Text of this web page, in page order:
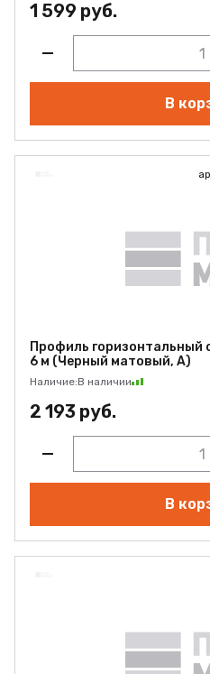
1 599 руб.
В
Профиль горизонтальный
6 м (Черный матовый, А)
Наличие:В наличии
2 193 руб.
В